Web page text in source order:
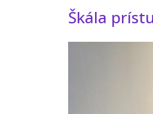
Škála